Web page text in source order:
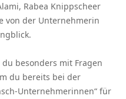
Rabea Knippscheer
von der Unternehmerin
besonders mit Fragen
du bereits bei der
Unternehmerinnen“ für